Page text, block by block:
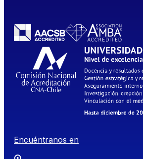
Encuéntranos en